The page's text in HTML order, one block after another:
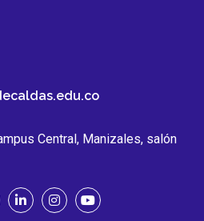
Central, Manizales, salón